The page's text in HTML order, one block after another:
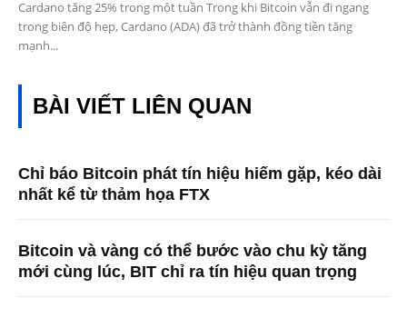
Cardano tăng 25% trong một tuần Trong khi Bitcoin vẫn đi ngang
trong biên độ hẹp, Cardano (ADA) đã trở thành đồng tiền tăng
mạnh...
BÀI VIẾT LIÊN QUAN
Chỉ báo Bitcoin phát tín hiệu hiếm gặp, kéo dài
nhất kể từ thảm họa FTX
Bitcoin và vàng có thể bước vào chu kỳ tăng
mới cùng lúc, BIT chỉ ra tín hiệu quan trọng